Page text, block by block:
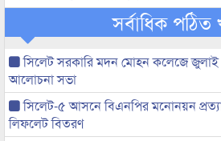
সর্বাধিক
সিলেট সরকারি মদন মোহন কলেজে জুলাই
আলোচনা সভা
সিলেট-৫ আসনে বিএনপির মনোনয়ন
লিফলেট বিতরণ